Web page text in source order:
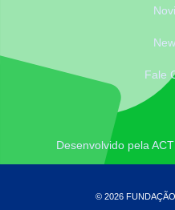
Fale
Desenvolvido pela
© 2026